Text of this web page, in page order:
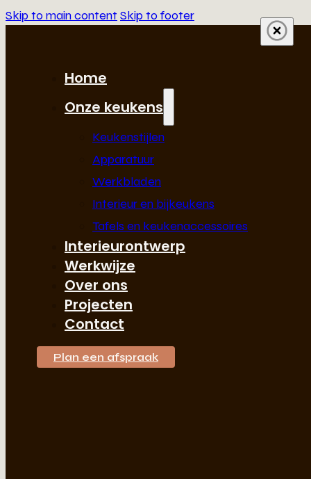
Skip to main content Skip to footer
Home
Onze keukens
Keukenstijlen
Apparatuur
Werkbladen
Interieur en bijkeukens
Tafels en keukenaccessoires
Interieurontwerp
Werkwijze
Over ons
Projecten
Contact
Plan een afspraak